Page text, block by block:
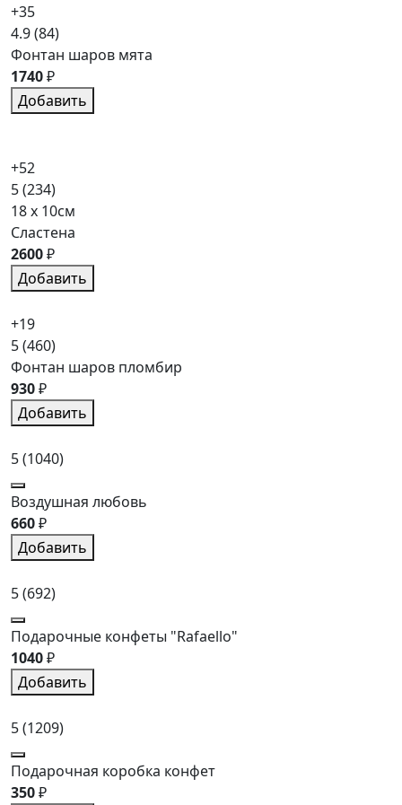
+35
4.9(84)
Фонтан шаров мята
1740₽
Добавить
+52
5(234)
18 x 10см
Сластена
2600₽
Добавить
+19
5(460)
Фонтан шаров пломбир
930₽
Добавить
5(1040)
Воздушная любовь
660₽
Добавить
5(692)
Подарочные конфеты "Rafaello"
1040₽
Добавить
5(1209)
Подарочная коробка конфет
350₽